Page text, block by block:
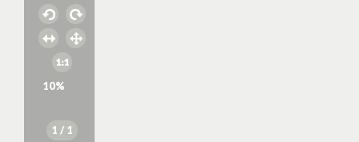
10%
1 / 1